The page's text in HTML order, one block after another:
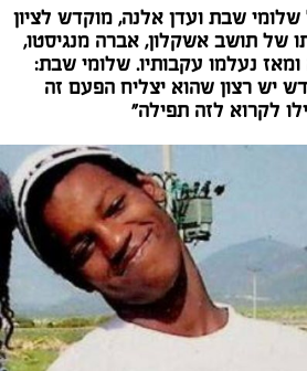
שבת ועדן אלנה, מוקדש לציון
של תושב אשקלון, אברה מנגיסטו,
נעלמו עקבותיו. שלומי שבת:
יש רצון שהוא יצליח הפעם זה
לקרוא לזה תפילה"